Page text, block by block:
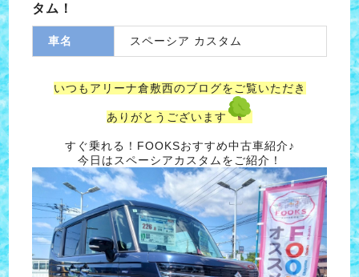
タム！
車名 スペーシア カスタム
いつもアリーナ倉敷西のブログをご覧いただき
ありがとうございます
すぐ乗れる！FOOKSおすすめ中古車紹介♪
今日はスペーシアカスタムをご紹介！